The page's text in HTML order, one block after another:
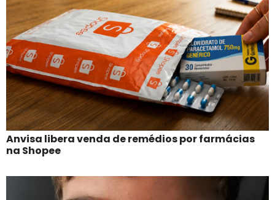
Anvisa libera venda de remédios por farmácias
na Shopee